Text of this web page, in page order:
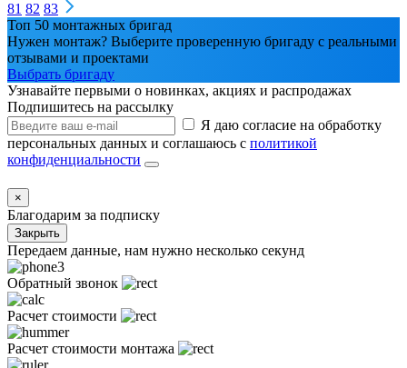
81 82 83
Топ 50 монтажных бригад
Нужен монтаж? Выберите проверенную бригаду с реальными
отзывами и проектами
Выбрать бригаду
Узнавайте первыми о новинках, акциях и распродажах
Подпишитесь на рассылку
Я даю согласие на обработку
персональных данных и соглашаюсь с политикой
конфиденциальности
×
Благодарим за подписку
Закрыть
Передаем данные, нам нужно несколько секунд
Обратный звонок
Расчет стоимости
Расчет стоимости монтажа